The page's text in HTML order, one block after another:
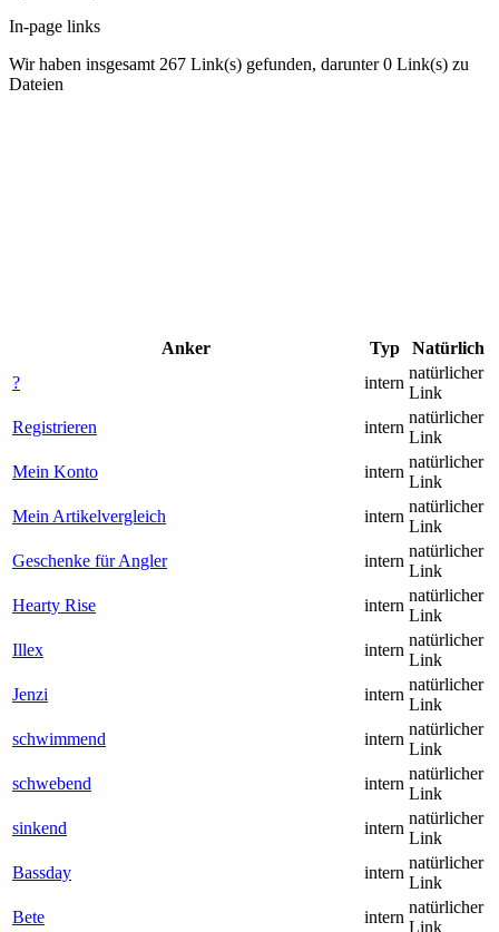
In-page links
Wir haben insgesamt 267 Link(s) gefunden, darunter 0 Link(s) zu
Dateien
Anker Typ
Natürlich
?
intern
natürlicher
Link
Registrieren
intern
natürlicher
Link
Mein Konto
intern
natürlicher
Link
Mein Artikelvergleich
intern
natürlicher
Link
Geschenke für Angler
intern
natürlicher
Link
Hearty Rise
intern
natürlicher
Link
Illex
intern
natürlicher
Link
Jenzi
intern
natürlicher
Link
schwimmend
intern
natürlicher
Link
schwebend
intern
natürlicher
Link
sinkend
intern
natürlicher
Link
Bassday
intern
natürlicher
Link
Bete
intern
natürlicher
Link